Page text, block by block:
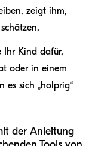
zeigt ihm,
Ihr Kind dafür,
oder in einem
es sich „holprig“
der Anleitung